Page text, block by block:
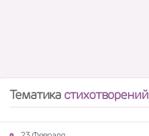
Тематикастихотворений